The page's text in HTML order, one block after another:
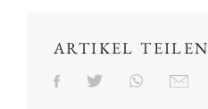
ARTIKEL TEILEN